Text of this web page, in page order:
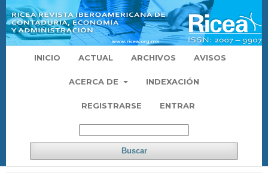
INICIO ACTUAL ARCHIVOS AVISOS
ACERCA DE INDEXACIÓN
REGISTRARSE ENTRAR
Buscar